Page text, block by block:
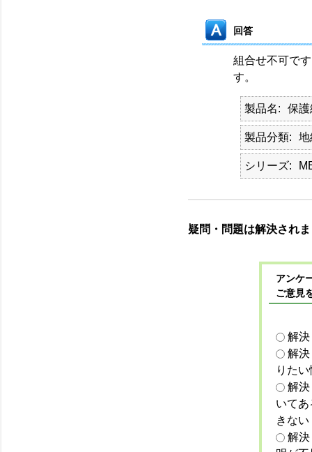
回答
組合せ不可で
す。
製品名 保
製品分類 地
シリーズ
疑問・問題は解決され
アンケ
ご意見
解
解
りた
解
いて
きない
解